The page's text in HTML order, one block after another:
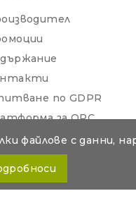
файлове с данни,
по GDPR
за ОРС
от поръчка